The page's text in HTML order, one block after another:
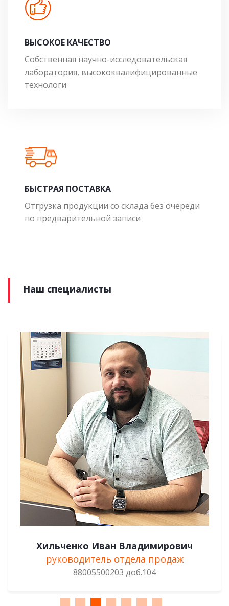
ВЫСОКОЕ КАЧЕСТВО
Собственная научно-исследовательская
лаборатория, высококвалифицированные
технологи
БЫСТРАЯ ПОСТАВКА
Отгрузка продукции со склада без очереди
по предварительной записи
Наш специалисты
Хильченко Иван Владимирович
руководитель отдела продаж
88005500203 доб.104